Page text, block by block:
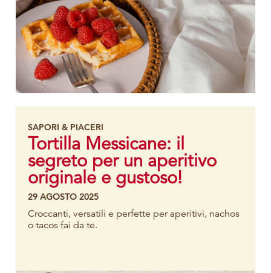
SAPORI & PIACERI
Tortilla Messicane: il
segreto per un aperitivo
originale e gustoso!
29 AGOSTO 2025
Croccanti, versatili e perfette per aperitivi, nachos
o tacos fai da te.